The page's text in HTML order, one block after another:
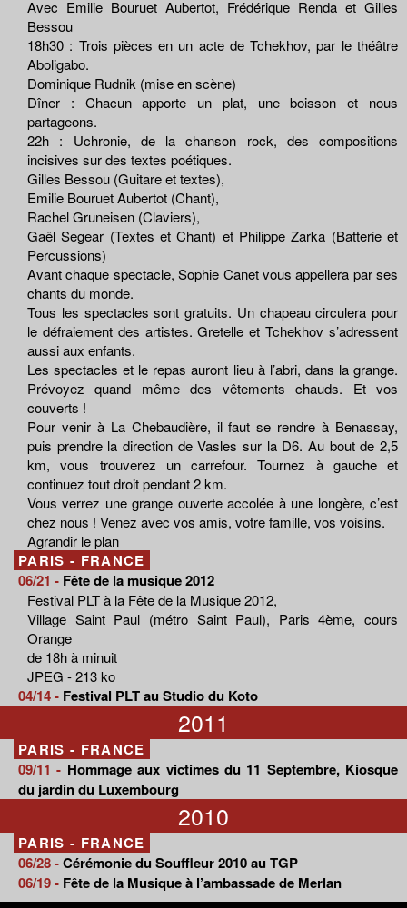
Avec Emilie Bouruet Aubertot, Frédérique Renda et Gilles
Bessou
18h30 : Trois pièces en un acte de Tchekhov, par le théâtre
Aboligabo.
Dominique Rudnik (mise en scène)
Dîner : Chacun apporte un plat, une boisson et nous
partageons.
22h : Uchronie, de la chanson rock, des compositions
incisives sur des textes poétiques.
Gilles Bessou (Guitare et textes),
Emilie Bouruet Aubertot (Chant),
Rachel Gruneisen (Claviers),
Gaël Segear (Textes et Chant) et Philippe Zarka (Batterie et
Percussions)
Avant chaque spectacle, Sophie Canet vous appellera par ses
chants du monde.
Tous les spectacles sont gratuits. Un chapeau circulera pour
le défraiement des artistes. Gretelle et Tchekhov s’adressent
aussi aux enfants.
Les spectacles et le repas auront lieu à l’abri, dans la grange.
Prévoyez quand même des vêtements chauds. Et vos
couverts !
Pour venir à La Chebaudière, il faut se rendre à Benassay,
puis prendre la direction de Vasles sur la D6. Au bout de 2,5
km, vous trouverez un carrefour. Tournez à gauche et
continuez tout droit pendant 2 km.
Vous verrez une grange ouverte accolée à une longère, c’est
chez nous ! Venez avec vos amis, votre famille, vos voisins.
Agrandir le plan
PARIS - FRANCE
06/21 - Fête de la musique 2012
Festival PLT à la Fête de la Musique 2012,
Village Saint Paul (métro Saint Paul), Paris 4ème, cours
Orange
de 18h à minuit
JPEG - 213 ko
04/14 - Festival PLT au Studio du Koto
2011
PARIS - FRANCE
09/11 - Hommage aux victimes du 11 Septembre, Kiosque
du jardin du Luxembourg
2010
PARIS - FRANCE
06/28 -Cérémonie du Souffleur 2010 au TGP
06/19 - Fête de la Musique à l’ambassade de Merlan